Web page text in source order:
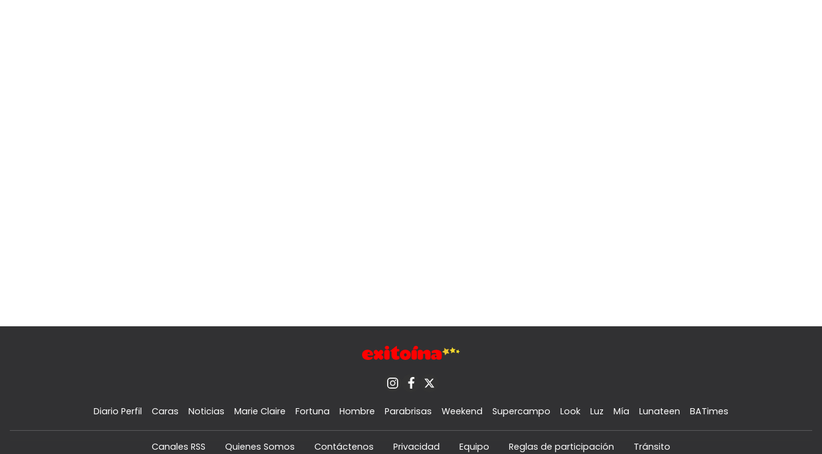
Diario Perfil Caras Noticias Marie Claire Fortuna Hombre Parabrisas Weekend Supercampo Look Luz Mía Lunateen BATimes
Canales RSS Quienes Somos Contáctenos Privacidad Equipo Reglas de participación Tránsito